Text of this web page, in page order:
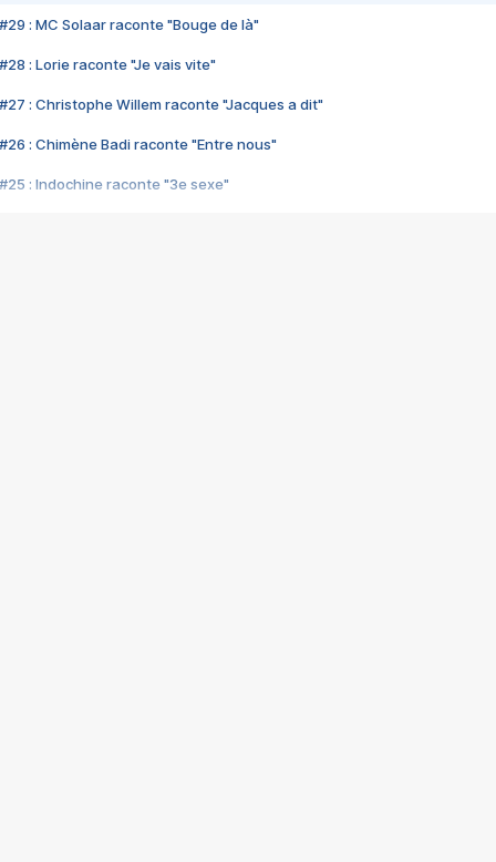
#29 : MC Solaar raconte "Bouge de là"
#28 : Lorie raconte "Je vais vite"
#27 : Christophe Willem raconte "Jacques a dit"
#26 : Chimène Badi raconte "Entre nous"
#25 : Indochine raconte "3e sexe"